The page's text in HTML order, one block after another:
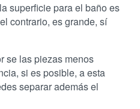
superficie para el baño es
contrario, es grande, sí
se las piezas menos
si es posible, a esta
separar además el